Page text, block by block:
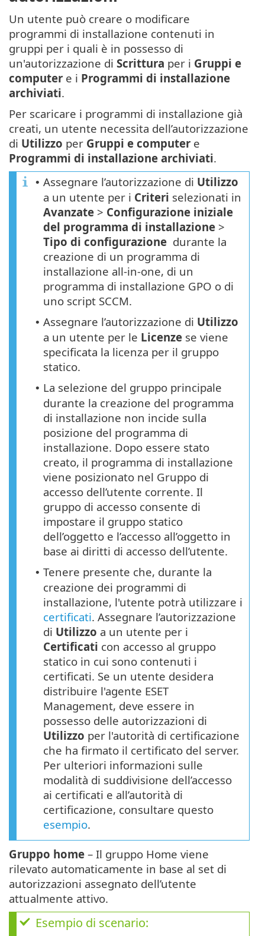
Un utente può creare o modificare
programmi di installazione contenuti in
gruppi per i quali è in possesso di
un'autorizzazione di Scrittura per i Gruppi e
computer e i Programmi di installazione
archiviati.
Per scaricare i programmi di installazione già
creati, un utente necessita dell’autorizzazione
di Utilizzo per Gruppi e computer e
Programmi di installazione archiviati.
• Assegnare l’autorizzazione di Utilizzo
a un utente per i Criteri selezionati in
Avanzate > Configurazione iniziale
del programma di installazione >
Tipo di configurazione durante la
creazione di un programma di
installazione all-in-one, di un
programma di installazione GPO o di
uno script SCCM.
• Assegnare l’autorizzazione di Utilizzo
a un utente per le Licenze se viene
specificata la licenza per il gruppo
statico.
• La selezione del gruppo principale
durante la creazione del programma
di installazione non incide sulla
posizione del programma di
installazione. Dopo essere stato
creato, il programma di installazione
viene posizionato nel Gruppo di
accesso dell’utente corrente. Il
gruppo di accesso consente di
impostare il gruppo statico
dell’oggetto e l’accesso all’oggetto in
base ai diritti di accesso dell’utente.
• Tenere presente che, durante la
creazione dei programmi di
installazione, l'utente potrà utilizzare i
certificati. Assegnare l’autorizzazione
di Utilizzo a un utente per i
Certificati con accesso al gruppo
statico in cui sono contenuti i
certificati. Se un utente desidera
distribuire l'agente ESET
Management, deve essere in
possesso delle autorizzazioni di
Utilizzo per l'autorità di certificazione
che ha firmato il certificato del server.
Per ulteriori informazioni sulle
modalità di suddivisione dell’accesso
ai certificati e all’autorità di
certificazione, consultare questo
esempio.
Gruppo home – Il gruppo Home viene
rilevato automaticamente in base al set di
autorizzazioni assegnato dell’utente
attualmente attivo.
Esempio di scenario: